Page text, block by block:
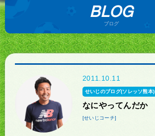
BLOG
ブログ
2011.10.11
せいじのブログ(ソレッソ熊本)
なにやってんだか
[せいじコーチ]